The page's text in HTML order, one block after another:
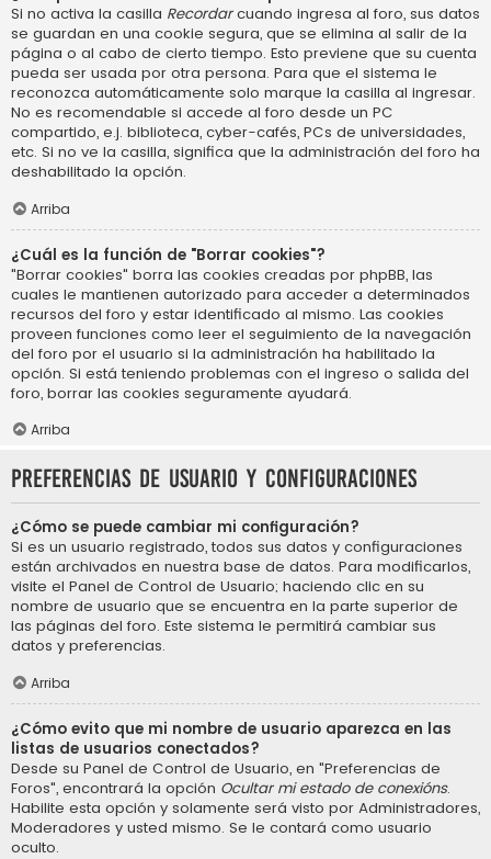
Si no activa la casilla Recordarcuando ingresa al foro, sus datos
se guardan en una cookie segura, que se elimina al salir de la
página o al cabo de cierto tiempo. Esto previene que su cuenta
pueda ser usada por otra persona. Para que el sistema le
reconozca automáticamente solo marque la casilla al ingresar.
No es recomendable si accede al foro desde un PC
compartido, e.j. biblioteca, cyber-cafés, PCs de universidades,
etc. Si no ve la casilla, significa que la administración del foro ha
deshabilitado la opción.
Arriba
¿Cuál es la función de "Borrar cookies"?
"Borrar cookies" borra las cookies creadas por phpBB, las
cuales le mantienen autorizado para acceder a determinados
recursos del foro y estar identificado al mismo. Las cookies
proveen funciones como leer el seguimiento de la navegación
del foro por el usuario si la administración ha habilitado la
opción. Si está teniendo problemas con el ingreso o salida del
foro, borrar las cookies seguramente ayudará.
Arriba
Preferencias de usuario y configuraciones
¿Cómo se puede cambiar mi configuración?
Si es un usuario registrado, todos sus datos y configuraciones
están archivados en nuestra base de datos. Para modificarlos,
visite el Panel de Control de Usuario; haciendo clic en su
nombre de usuario que se encuentra en la parte superior de
las páginas del foro. Este sistema le permitirá cambiar sus
datos y preferencias.
Arriba
¿Cómo evito que mi nombre de usuario aparezca en las
listas de usuarios conectados?
Desde su Panel de Control de Usuario, en "Preferencias de
Foros", encontrará la opción Ocultar mi estado de conexións.
Habilite esta opción y solamente será visto por Administradores,
Moderadores y usted mismo. Se le contará como usuario
oculto.